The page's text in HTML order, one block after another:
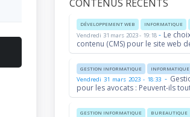
CONTENUS RÉCENTS
DÉVELOPPEMENT WEB INFORMATIQUE
Vendredi 31 mars 2023 - 19:18- Le
contenu (CMS) pour le site web
GESTION INFORMATIQUE INFORMATIQUE
Vendredi 31 mars 2023 - 18:33 -
pour les avocats : Peuvent-ils
GESTION INFORMATIQUE BUREAUTIQUE